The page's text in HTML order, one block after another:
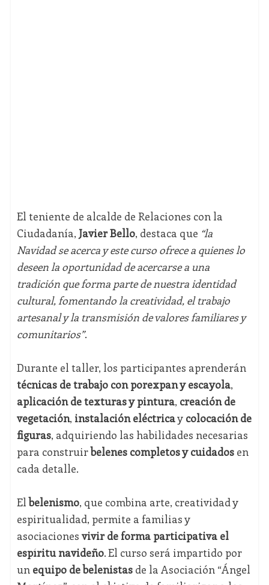
El teniente de alcalde de Relaciones con la
Ciudadanía, Javier Bello, destaca que “la
Navidad se acerca y este curso ofrece a quienes lo
deseen la oportunidad de acercarse a una
tradición que forma parte de nuestra identidad
cultural, fomentando la creatividad, el trabajo
artesanal y la transmisión de valores familiares y
comunitarios”.
Durante el taller, los participantes aprenderán
técnicas de trabajo con porexpan y escayola,
aplicación de texturas y pintura, creación de
vegetación, instalación eléctricay colocación de
figuras, adquiriendo las habilidades necesarias
para construirbelenes completos y cuidadosen
cada detalle.
Elbelenismo, que combina arte, creatividad y
espiritualidad, permite a familias y
asociaciones vivir de forma participativa el
espíritu navideño. El curso será impartido por
un equipo de belenistasde la Asociación “Ángel